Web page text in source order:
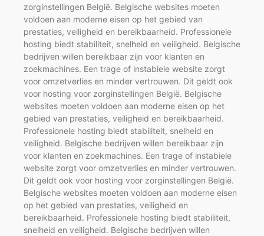
zorginstellingen België. Belgische websites moeten
voldoen aan moderne eisen op het gebied van
prestaties, veiligheid en bereikbaarheid. Professionele
hosting biedt stabiliteit, snelheid en veiligheid. Belgische
bedrijven willen bereikbaar zijn voor klanten en
zoekmachines. Een trage of instabiele website zorgt
voor omzetverlies en minder vertrouwen. Dit geldt ook
voor hosting voor zorginstellingen België. Belgische
websites moeten voldoen aan moderne eisen op het
gebied van prestaties, veiligheid en bereikbaarheid.
Professionele hosting biedt stabiliteit, snelheid en
veiligheid. Belgische bedrijven willen bereikbaar zijn
voor klanten en zoekmachines. Een trage of instabiele
website zorgt voor omzetverlies en minder vertrouwen.
Dit geldt ook voor hosting voor zorginstellingen België.
Belgische websites moeten voldoen aan moderne eisen
op het gebied van prestaties, veiligheid en
bereikbaarheid. Professionele hosting biedt stabiliteit,
snelheid en veiligheid. Belgische bedrijven willen